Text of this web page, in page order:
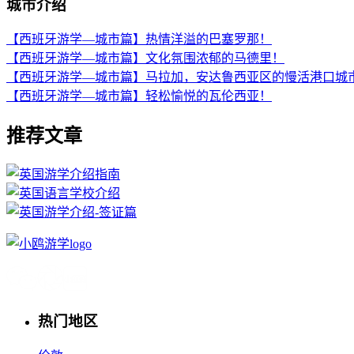
城市介绍
【西班牙游学—城市篇】热情洋溢的巴塞罗那！
【西班牙游学—城市篇】文化氛围浓郁的马德里！
【西班牙游学—城市篇】马拉加，安达鲁西亚区的慢活港口城
【西班牙游学—城市篇】轻松愉悦的瓦伦西亚！
推荐文章
热门地区